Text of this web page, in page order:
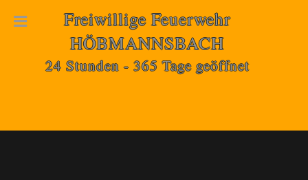
Freiwillige Feuerwehr
HÖBMANNSBACH
24 Stunden - 365 Tage geöffnet